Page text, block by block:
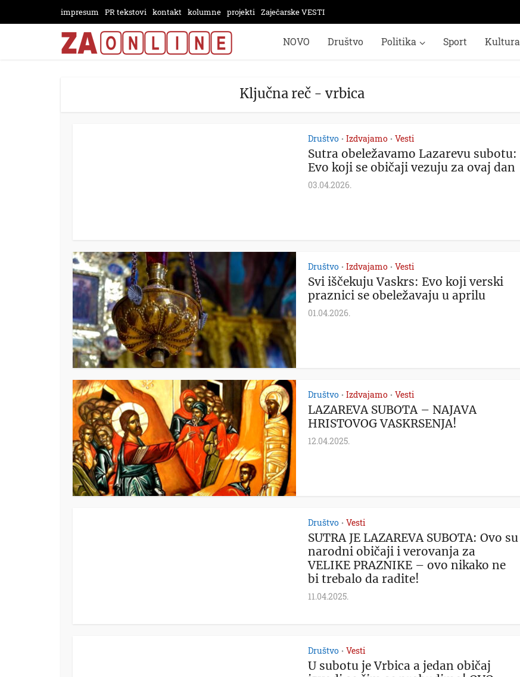
impresum PR tekstovi kontakt kolumne projekti Zaječarske VESTI
NOVO Društvo Politika Sport Kultura
Ključna reč - vrbica
Društvo • Izdvajamo • Vesti
Sutra obeležavamo Lazarevu subotu:
Evo koji se običaji vezuju za ovaj dan
03.04.2026.
Društvo • Izdvajamo • Vesti
Svi iščekuju Vaskrs: Evo koji verski
praznici se obeležavaju u aprilu
01.04.2026.
Društvo • Izdvajamo • Vesti
LAZAREVA SUBOTA – NAJAVA
HRISTOVOG VASKRSENJA!
12.04.2025.
Društvo • Vesti
SUTRA JE LAZAREVA SUBOTA: Ovo su
narodni običaji i verovanja za
VELIKE PRAZNIKE – ovo nikako ne
bi trebalo da radite!
11.04.2025.
Društvo • Vesti
U subotu je Vrbica a jedan običaj